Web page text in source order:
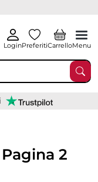
LoginPreferitiCarrelloMenu
2